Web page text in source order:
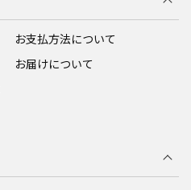
お支払方法について
お届けについて